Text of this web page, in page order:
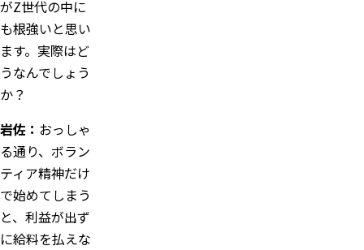
がZ世代の中に
も根強いと思い
ます。実際はど
うなんでしょう
か？
岩佐： おっしゃ
る通り、ボラン
ティア精神だけ
で始めてしまう
と、利益が出ず
に給料を払えな